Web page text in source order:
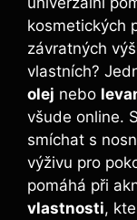
kosmetických
závratných
vlastních?
olej nebo
všude online.
smíchat s
výživu pro
pomáhá při
vlastnosti,